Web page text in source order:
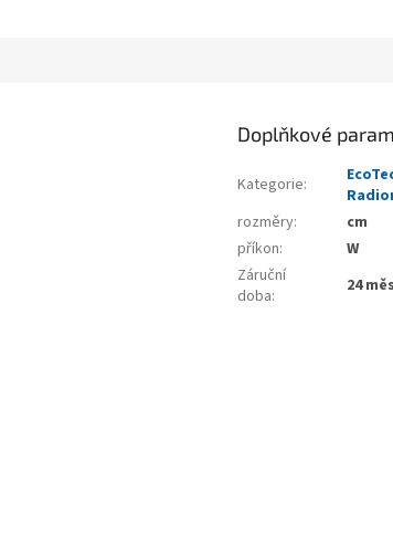
Doplňkové
Kategorie:
rozměry:
cm
příkon:
W
Záruční
doba: 24